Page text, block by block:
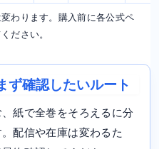
わります。購入前に各公式ペ
ださい。
ず確認したいルート
紙で全巻をそろえるに分
配信や在庫は変わるた